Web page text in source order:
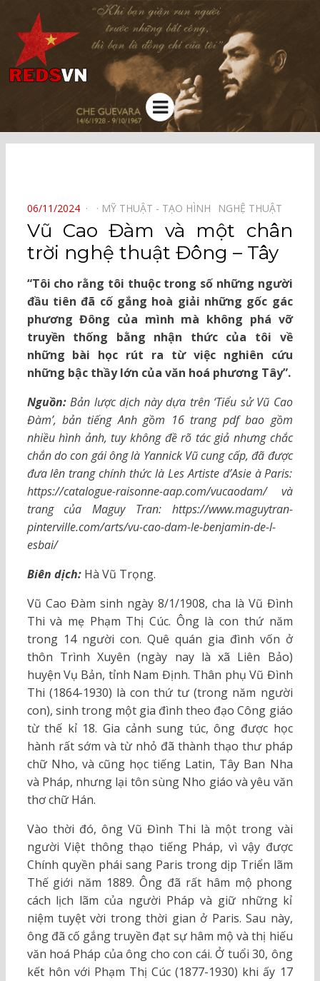
Kênh chia sẻ tri thức cộng đồng
Menu
POSTED
ON
06/11/2024 MỸ THUẬT - TẠO HÌNH⠀ NGHỆ THUẬT⠀
Vũ Cao Đàm và một chân
trời nghệ thuật Đông – Tây
“Tôi cho rằng tôi thuộc trong số những người
đầu tiên đã cố gắng hoà giải những gốc gác
phương Đông của mình mà không phá vỡ
truyền thống bằng nhận thức của tôi về
những bài học rút ra từ việc nghiên cứu
những bậc thầy lớn của văn hoá phương Tây”.
Nguồn:Bản lược dịch này dựa trên ‘Tiểu sử Vũ Cao
Đàm’, bản tiếng Anh gồm 16 trang pdf bao gồm
nhiều hình ảnh, tuy không đề rõ tác giả nhưng chắc
chắn do con gái ông là Yannick Vũ cung cấp, đã được
đưa lên trang chính thức là Les Artiste d’Asie à Paris:
https://catalogue-raisonne-aap.com/vucaodam/ và
trang của Maguy Tran: https://www.maguytran-
pinterville.com/arts/vu-cao-dam-le-benjamin-de-l-
esbai/
Biên dịch: Hà Vũ Trọng.
Vũ Cao Đàm sinh ngày 8/1/1908, cha là Vũ Đình
Thi và mẹ Phạm Thị Cúc. Ông là con thứ năm
trong 14 người con. Quê quán gia đình vốn ở
thôn Trình Xuyên (ngày nay là xã Liên Bảo)
huyện Vụ Bản, tỉnh Nam Định. Thân phụ Vũ Đình
Thi (1864-1930) là con thứ tư (trong năm người
con), sinh trong một gia đình theo đạo Công giáo
từ thế kỉ 18. Gia cảnh sung túc, ông được học
hành rất sớm và từ nhỏ đã thành thạo thư pháp
chữ Nho, và cũng học tiếng Latin, Tây Ban Nha
và Pháp, nhưng lại tôn sùng Nho giáo và yêu văn
thơ chữ Hán.
Vào thời đó, ông Vũ Đình Thi là một trong vài
người Việt thông thạo tiếng Pháp, vì vậy được
Chính quyền phái sang Paris trong dịp Triển lãm
Thế giới năm 1889. Ông đã rất hâm mộ phong
cách lịch lãm của người Pháp và giữ những kỉ
niệm tuyệt vời trong thời gian ở Paris. Sau này,
ông đã cố gắng truyền đạt sự hâm mộ và thị hiếu
văn hoá Pháp của ông cho con cái. Ở tuổi 30, ông
kết hôn với Phạm Thị Cúc (1877-1930) khi ấy 17